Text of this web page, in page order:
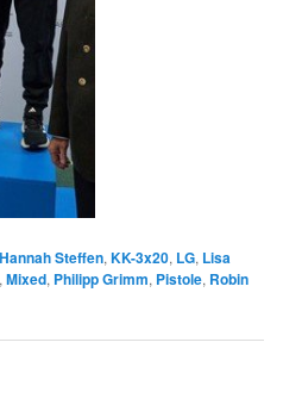
Hannah Steffen, KK-3x20, LG, Lisa
, Mixed, Philipp Grimm, Pistole, Robin